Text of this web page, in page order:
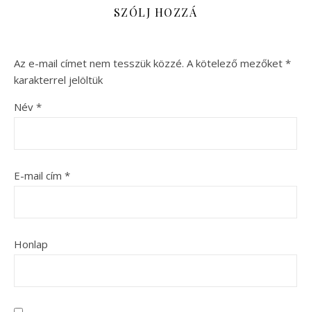
SZÓLJ HOZZÁ
Az e-mail címet nem tesszük közzé. A kötelező mezőket *
karakterrel jelöltük
Név *
E-mail cím *
Honlap